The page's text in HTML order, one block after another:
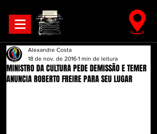
MINISTRO DA CULTURA PEDE DEMISSÃO E TEMER
ANUNCIA ROBERTO FREIRE PARA SEU LUGAR
Alexandre Costa
18 de nov. de 2016 1 min de leitura